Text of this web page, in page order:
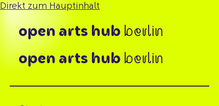
Direkt zum Hauptinhalt
open arts hub berlin
open arts hub berlin